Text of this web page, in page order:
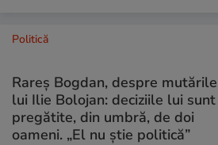
Politică
Rareș Bogdan, despre mutările
lui Ilie Bolojan: deciziile lui sunt
pregătite, din umbră, de doi
oameni. „El nu știe politică”